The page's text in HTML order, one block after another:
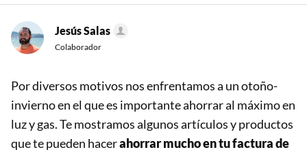
Jesús Salas
Colaborador
Por diversos motivos nos enfrentamos a un otoño-
invierno en el que es importante ahorrar al máximo en
luz y gas. Te mostramos algunos artículos y productos
que te pueden hacerahorrar mucho en tu factura de